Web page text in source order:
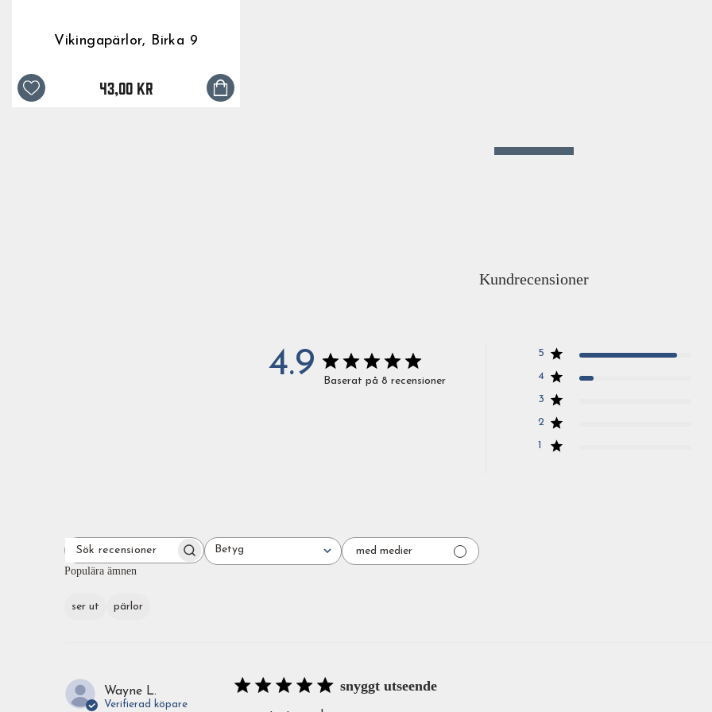
Vikingapärlor, Birka 9
43,00 kr
Kundrecensioner
4.9 Baserat på 8 recensioner
5
4
3
2
1
SÖK
RECENSIONER
Betyg
Alla betyg
med medier
Populära ämnen
ser ut pärlor
Wayne L.
Verifierad köpare
snyggt utseende